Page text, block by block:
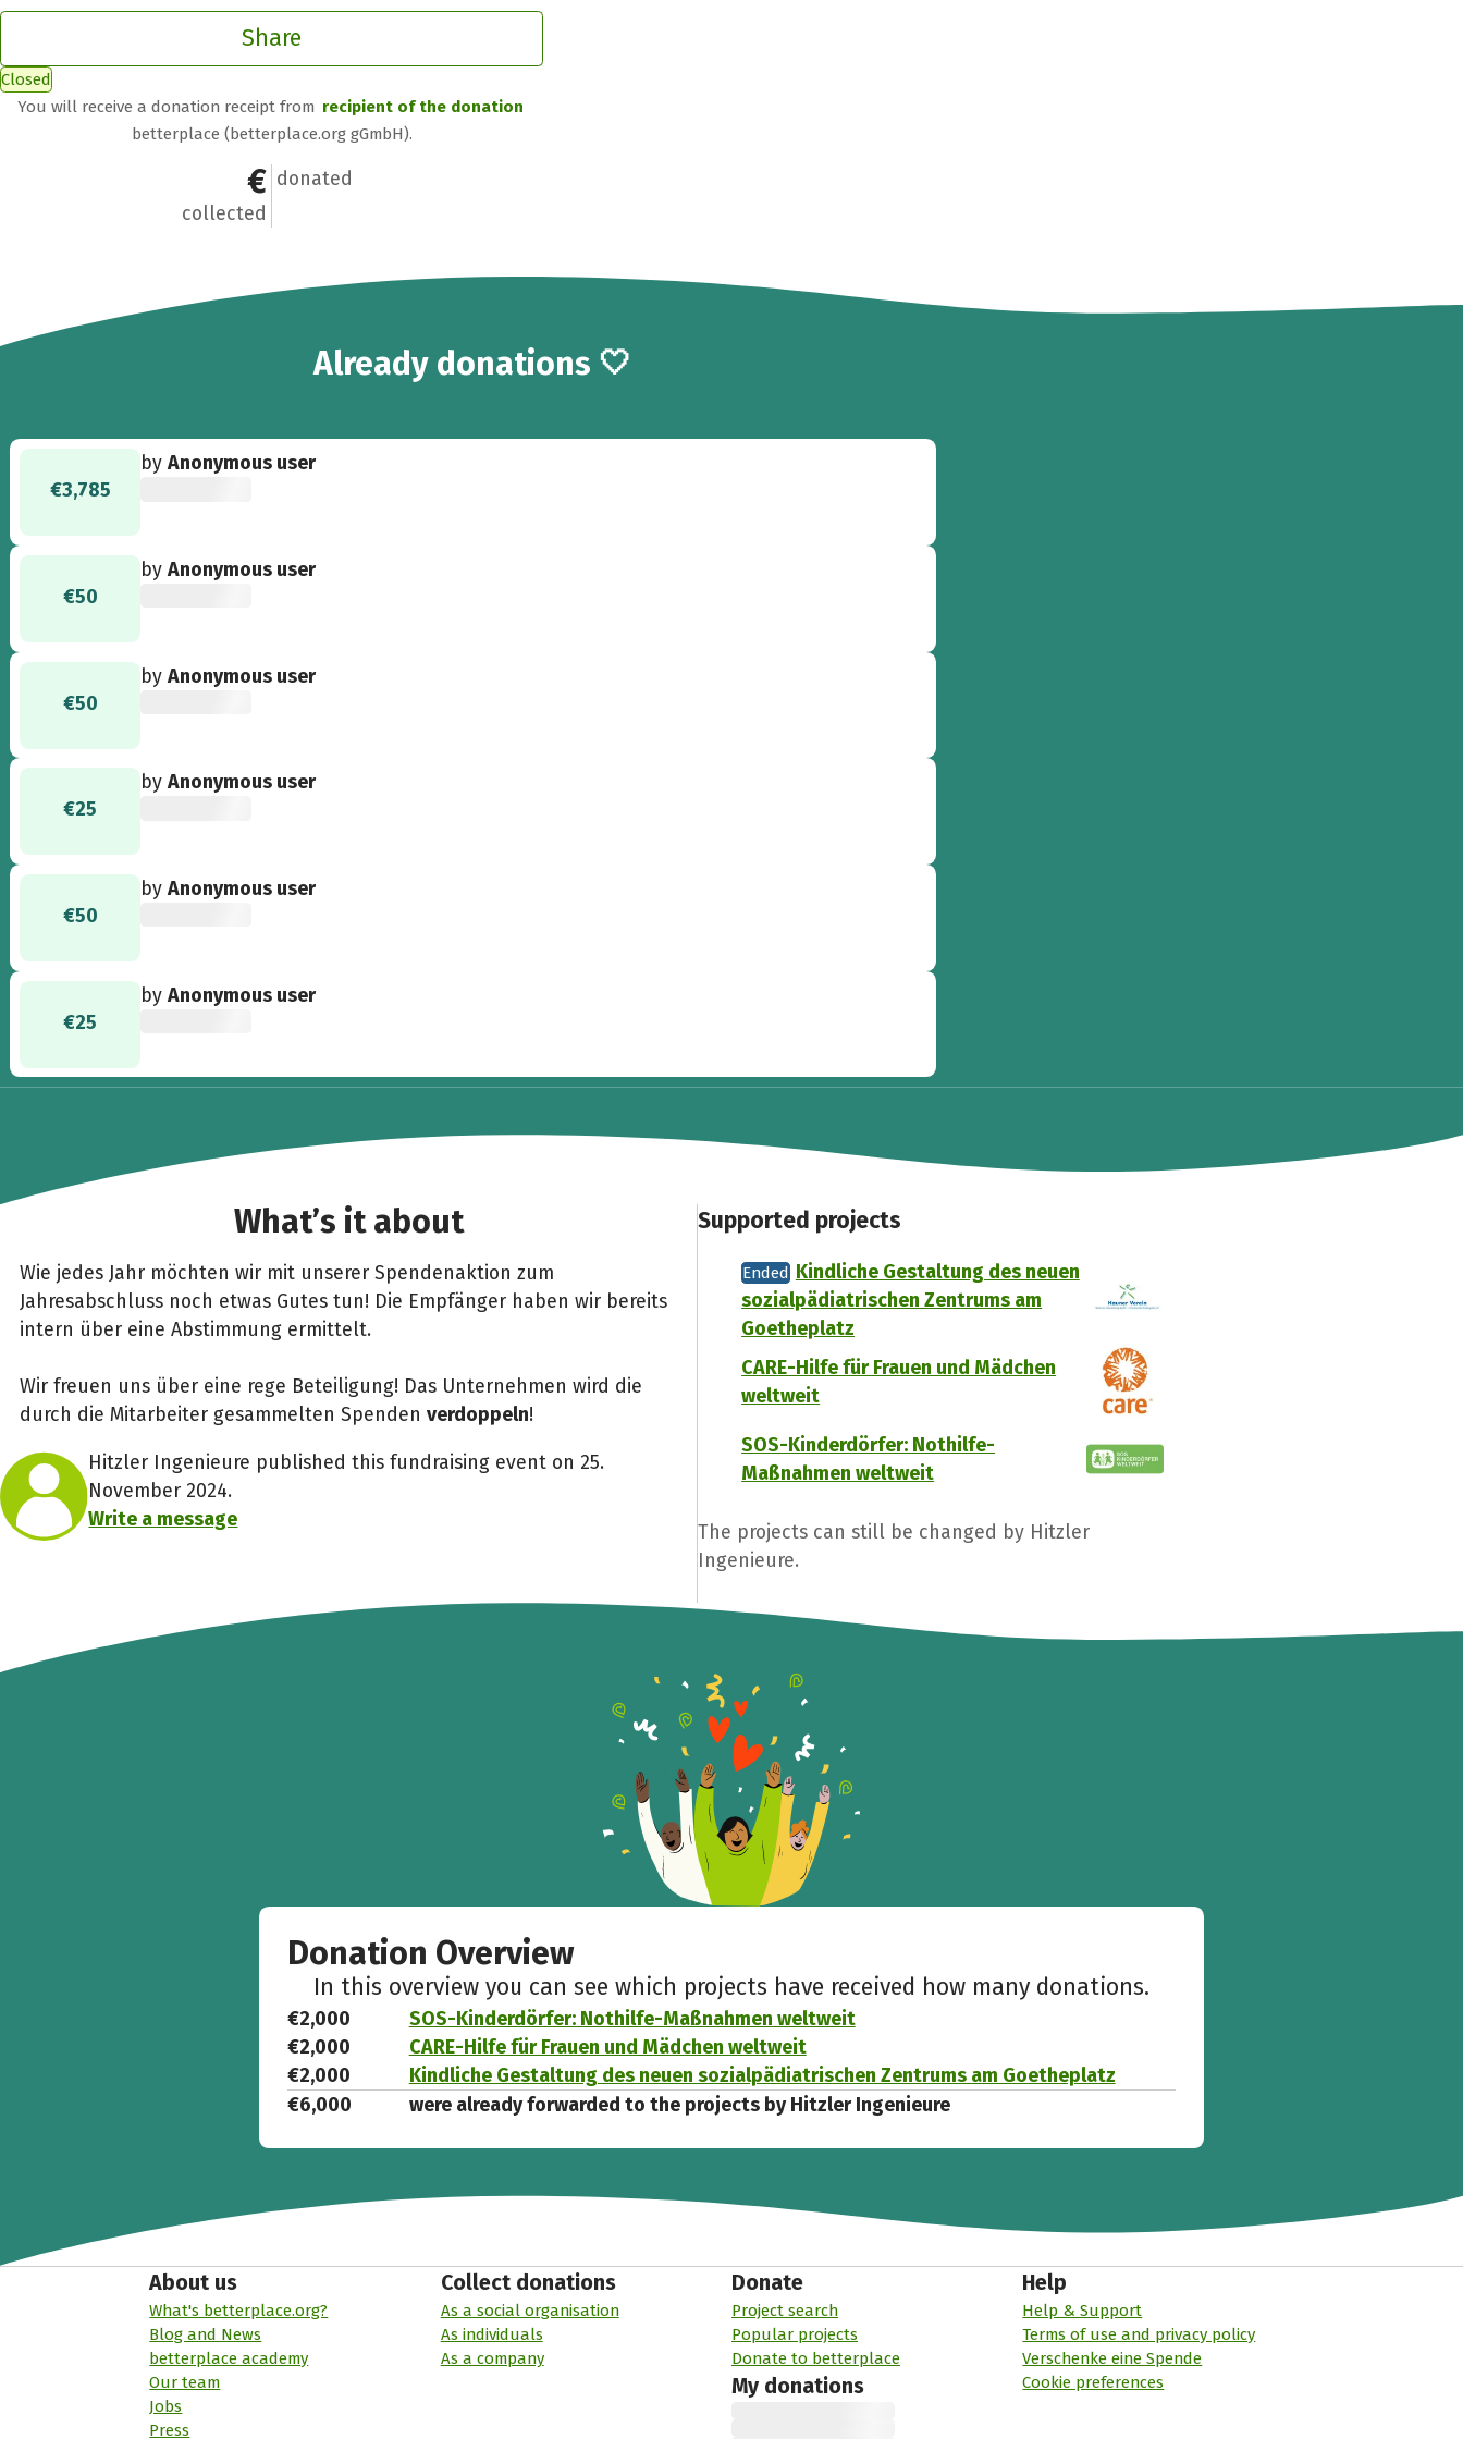
Share
Closed
You will receive a donation receipt from recipient of the donation
betterplace (betterplace.org gGmbH).
€6,000
collected
42
donated
Already 42
donations 🤍
€3,785
byAnonymous user
€50
byAnonymous user
€50
byAnonymous user
€25
byAnonymous user
€50
byAnonymous user
€25
byAnonymous user
What’s it about
Wie jedes Jahr möchten wir mit unserer Spendenaktion zum
Jahresabschluss noch etwas Gutes tun! Die Empfänger haben wir bereits
intern über eine Abstimmung ermittelt.
Wir freuen uns über eine rege Beteiligung! Das Unternehmen wird die
durch die Mitarbeiter gesammelten Spenden verdoppeln!
Hitzler Ingenieure published this fundraising event on 25.
November 2024.
Write a message
Supported projects
Ended Kindliche Gestaltung des neuen
sozialpädiatrischen Zentrums am
Goetheplatz
CARE-Hilfe für Frauen und Mädchen
weltweit
SOS-Kinderdörfer: Nothilfe-
Maßnahmen weltweit
The projects can still be changed by Hitzler
Ingenieure.
Donation Overview
In this overview you can see which projects have received how many donations.
€2,000
SOS-Kinderdörfer: Nothilfe-Maßnahmen weltweit
€2,000
CARE-Hilfe für Frauen und Mädchen weltweit
€2,000
Kindliche Gestaltung des neuen sozialpädiatrischen Zentrums am Goetheplatz
€6,000
were already forwarded to the projects by Hitzler Ingenieure
About us
What's betterplace.org?
Blog and News
betterplace academy
Our team
Jobs
Press
Collect donations
As a social organisation
As individuals
As a company
Donate
Project search
Popular projects
Donate to betterplace
My donations
Help
Help & Support
Terms of use and privacy policy
Verschenke eine Spende
Cookie preferences